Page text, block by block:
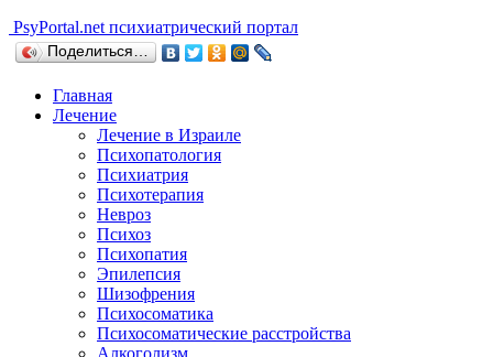
PsyPortal.net психиатрический портал
Поделиться…
Главная
Лечение
Лечение в Израиле
Психопатология
Психиатрия
Психотерапия
Невроз
Психоз
Психопатия
Эпилепсия
Шизофрения
Психосоматика
Психосоматические расстройства
Алкоголизм